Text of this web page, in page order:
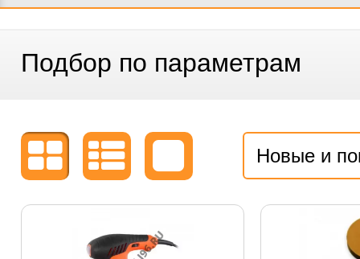
Подбор по параметрам
Новые и